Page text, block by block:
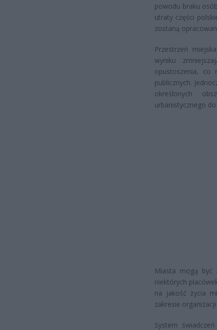
powodu braku
utraty części
zostaną
Przestrzeń
wyniku
opustoszenia, co
publicznych.
określonych
urbanistycznego
Miasta mogą być
niektórych
na jakość życia
zakresie
System